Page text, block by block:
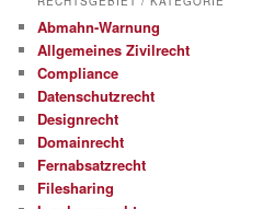
Abmahn-Warnung
Allgemeines Zivilrecht
Compliance
Datenschutzrecht
Designrecht
Domainrecht
Fernabsatzrecht
Filesharing